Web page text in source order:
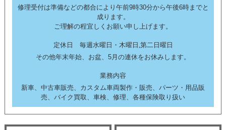
修理受付は準備などの都合により午前9時30分から午後6時までと
成ります。
ご理解の程宜しくお願い申し上げます。
定休日 毎週水曜日・木曜日,第二日曜日
その他年末年始、お盆、5月の連休をお休みします。
業務内容
新車、中古車販売、カスタム車両製作・販売、パーツ・用品販
売、バイク買取、車検、修理、各種保険取り扱い